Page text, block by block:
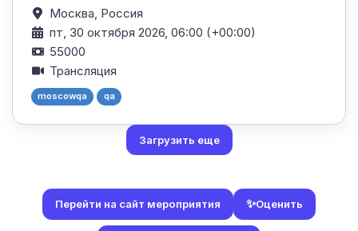
Москва, Россия
пт, 30 октября 2026, 06:00 (+00:00)
55000
Трансляция
moscowqa qa
Загрузить еще
Перейти на сайт мероприятия ✨Оценить